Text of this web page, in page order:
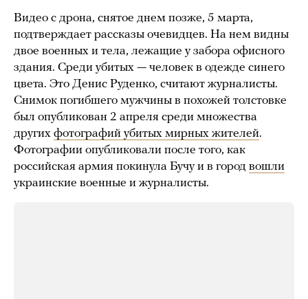
Видео с дрона, снятое днем позже, 5 марта,
подтверждает рассказы очевидцев. На нем видны
двое военных и тела, лежащие у забора офисного
здания. Среди убитых — человек в одежде синего
цвета. Это Денис Руденко, считают журналисты.
Снимок погибшего мужчины в похожей толстовке
был опубликован 2 апреля среди множества
других фотографий убитых мирных жителей.
Фотографии опубликовали после того, как
российская армия покинула Бучу и в город вошли
украинские военные и журналисты.